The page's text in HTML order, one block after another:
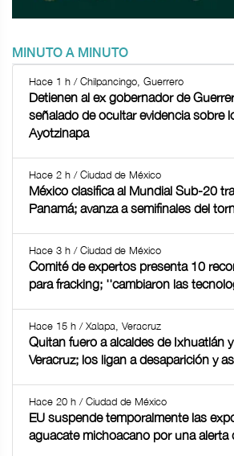
MINUTO A MINUTO
Hace 1 h / Chilpancingo, Guerrero
Detienen al ex gobernador de
señalado de ocultar evidencia sobre
Ayotzinapa
Hace 2 h / Ciudad de México
México clasifica al Mundial Sub-20
Panamá; avanza a semifinales del
Hace 3 h / Ciudad de México
Comité de expertos presenta 10
para fracking; ''cambiaron las
Hace 15 h / Xalapa, Veracruz
Quitan fuero a alcaldes de Ixhuatlán
Veracruz; los ligan a desaparición y
Hace 20 h / Ciudad de México
EU suspende temporalmente las
aguacate michoacano por una alerta